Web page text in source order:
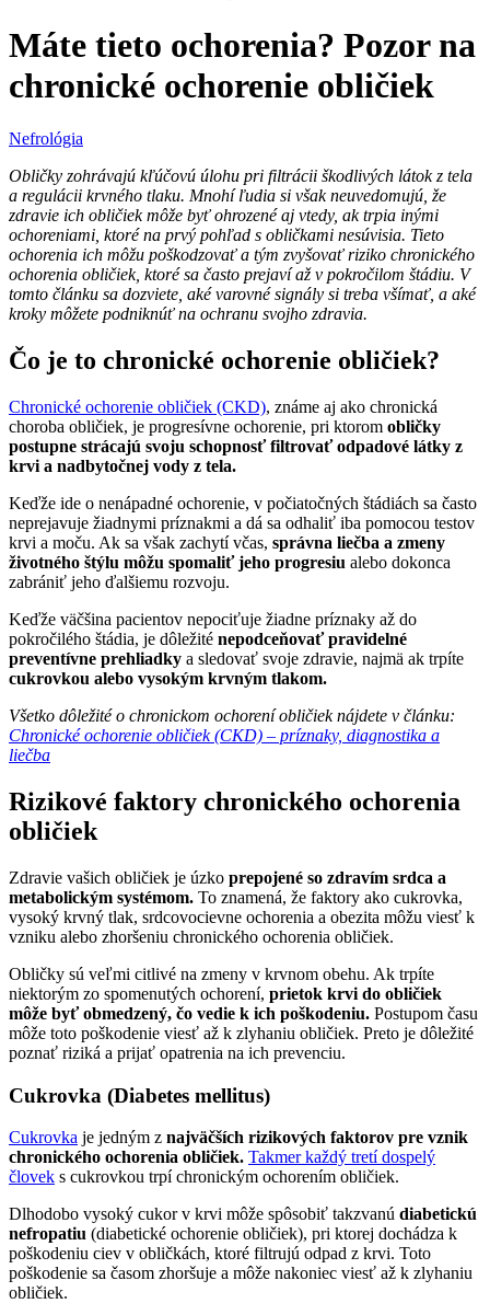
Máte tieto ochorenia? Pozor na
chronické ochorenie obličiek
Nefrológia
Obličky zohrávajú kľúčovú úlohu pri filtrácii škodlivých látok z tela
a regulácii krvného tlaku. Mnohí ľudia si však neuvedomujú, že
zdravie ich obličiek môže byť ohrozené aj vtedy, ak trpia inými
ochoreniami, ktoré na prvý pohľad s obličkami nesúvisia. Tieto
ochorenia ich môžu poškodzovať a tým zvyšovať riziko chronického
ochorenia obličiek, ktoré sa často prejaví až v pokročilom štádiu. V
tomto článku sa dozviete, aké varovné signály si treba všímať, a aké
kroky môžete podniknúť na ochranu svojho zdravia.
Čo je to chronické ochorenie obličiek?
Chronické ochorenie obličiek (CKD), známe aj ako chronická
choroba obličiek, je progresívne ochorenie, pri ktorom obličky
postupne strácajú svoju schopnosť filtrovať odpadové látky z
krvi a nadbytočnej vody z tela.
Keďže ide o nenápadné ochorenie, v počiatočných štádiách sa často
neprejavuje žiadnymi príznakmi a dá sa odhaliť iba pomocou testov
krvi a moču. Ak sa však zachytí včas, správna liečba a zmeny
životného štýlu môžu spomaliť jeho progresiu alebo dokonca
zabrániť jeho ďalšiemu rozvoju.
Keďže väčšina pacientov nepociťuje žiadne príznaky až do
pokročilého štádia, je dôležité nepodceňovať pravidelné
preventívne prehliadky a sledovať svoje zdravie, najmä ak trpíte
cukrovkou alebo vysokým krvným tlakom.
Všetko dôležité o chronickom ochorení obličiek nájdete v článku:
Chronické ochorenie obličiek (CKD) – príznaky, diagnostika a
liečba
Rizikové faktory chronického ochorenia
obličiek
Zdravie vašich obličiek je úzko prepojené so zdravím srdca a
metabolickým systémom. To znamená, že faktory ako cukrovka,
vysoký krvný tlak, srdcovocievne ochorenia a obezita môžu viesť k
vzniku alebo zhoršeniu chronického ochorenia obličiek.
Obličky sú veľmi citlivé na zmeny v krvnom obehu. Ak trpíte
niektorým zo spomenutých ochorení, prietok krvi do obličiek
môže byť obmedzený, čo vedie k ich poškodeniu. Postupom času
môže toto poškodenie viesť až k zlyhaniu obličiek. Preto je dôležité
poznať riziká a prijať opatrenia na ich prevenciu.
Cukrovka (Diabetes mellitus)
Cukrovka je jedným z najväčších rizikových faktorov pre vznik
chronického ochorenia obličiek. Takmer každý tretí dospelý
človek s cukrovkou trpí chronickým ochorením obličiek.
Dlhodobo vysoký cukor v krvi môže spôsobiť takzvanú diabetickú
nefropatiu (diabetické ochorenie obličiek), pri ktorej dochádza k
poškodeniu ciev v obličkách, ktoré filtrujú odpad z krvi. Toto
poškodenie sa časom zhoršuje a môže nakoniec viesť až k zlyhaniu
obličiek.